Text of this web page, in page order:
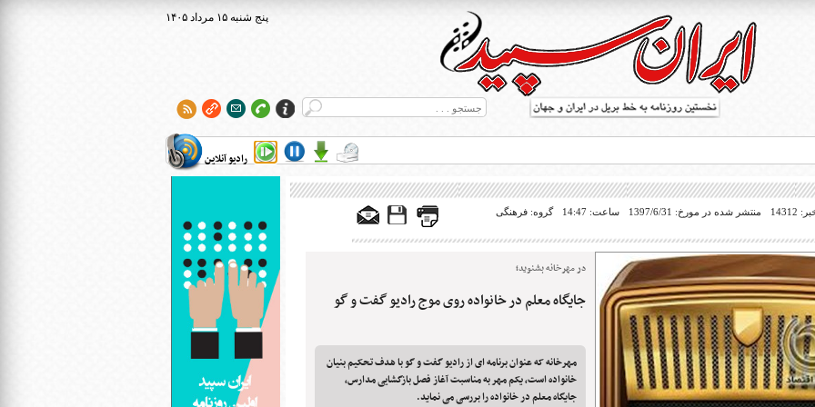
۱۴۰۵ پنج شنبه ۱۵ مرداد
رادیو آنلاین
بریل در جهان
منتشر شده در مورخ: 1397/6/31 ساعت: 14:47 گروه: فرهنگی
در مهرخانه بشنوید؛
جایگاه معلم در خانواده روی موج رادیو گفت و گو
مهرخانه که عنوان برنامه ای از رادیو گفت و گو با هدف تحکیم بنیان
خانواده است، یکم مهر به مناسبت آغاز فصل بازگشایی مدارس،
جایگاه معلم در خانواده را بررسی می نماید.